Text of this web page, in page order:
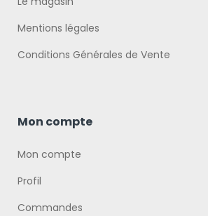
Mentions légales
Conditions Générales de Vente
Mon compte
Mon compte
Profil
Commandes